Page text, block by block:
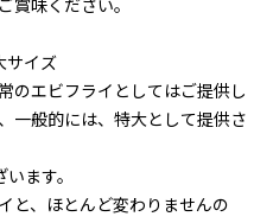
賞味ください。
サイズ
のエビフライとしてはご提供し
一般的には、特大として提供さ
ます。
と、ほとんど変わりませんの